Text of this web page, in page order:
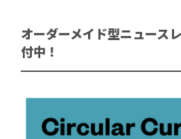
オーダーメイド型ニュース
付中！